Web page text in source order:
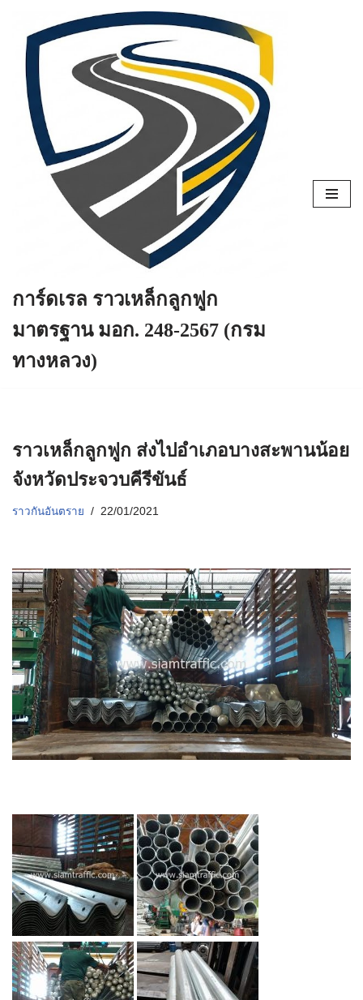
Skip
content
การ์ดเรล ราวเหล็กลูกฟูก
มาตรฐาน มอก. 248-2567 (กรม
ทางหลวง)
ราวเหล็กลูกฟูก ส่งไปอำเภอบางสะพานน้อย
จังหวัดประจวบคีรีขันธ์
ราวกันอันตราย 22/01/2021